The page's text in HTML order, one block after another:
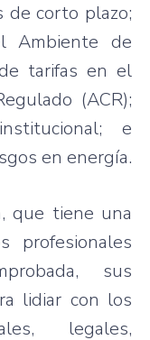
de corto plazo;
Ambiente de
tarifas en el
(ACR);
e
en energía.
que tiene una
profesionales
sus
lidiar con los
legales,